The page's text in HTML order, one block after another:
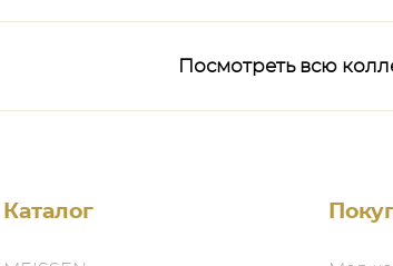
Посмотреть всю
Каталог